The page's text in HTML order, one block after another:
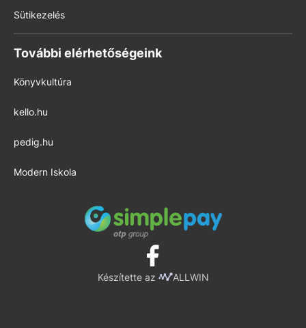
Sütikezelés
További elérhetőségeink
Könyvkultúra
kello.hu
pedig.hu
Modern Iskola
Készítette az ALLWIN